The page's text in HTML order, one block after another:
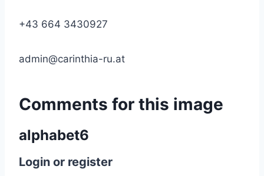
+43 664 3430927
admin@carinthia-ru.at
Comments for this image
alphabet6
Login or register